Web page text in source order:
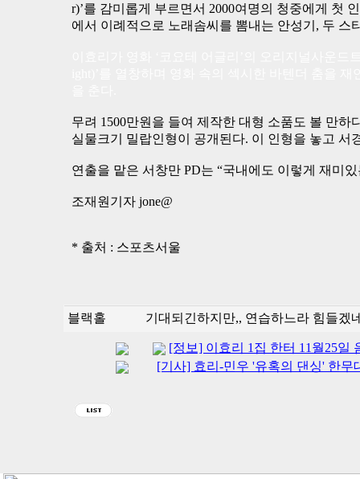
r)’를 감미롭게 부르면서 2000여명의 청중에게 첫
에서 이례적으로 노래솜씨를 뽐내는 안성기, 두 스
무려 1500만원을 들여 제작한 대형 소품도 볼 만
실물크기 밀랍인형이 공개된다. 이 인형을 놓고
연출을 맡은 서창만 PD는 “국내에도 이렇게 재미
조재원기자 jone@
* 출처 : 스포츠서울
블랙홀 기대되긴하지만,, 연습하느라 힘들겠
[정보] 이효리 1집 한터 11월25일
[기사] 효리-민우 '유혹의 댄싱' 한무